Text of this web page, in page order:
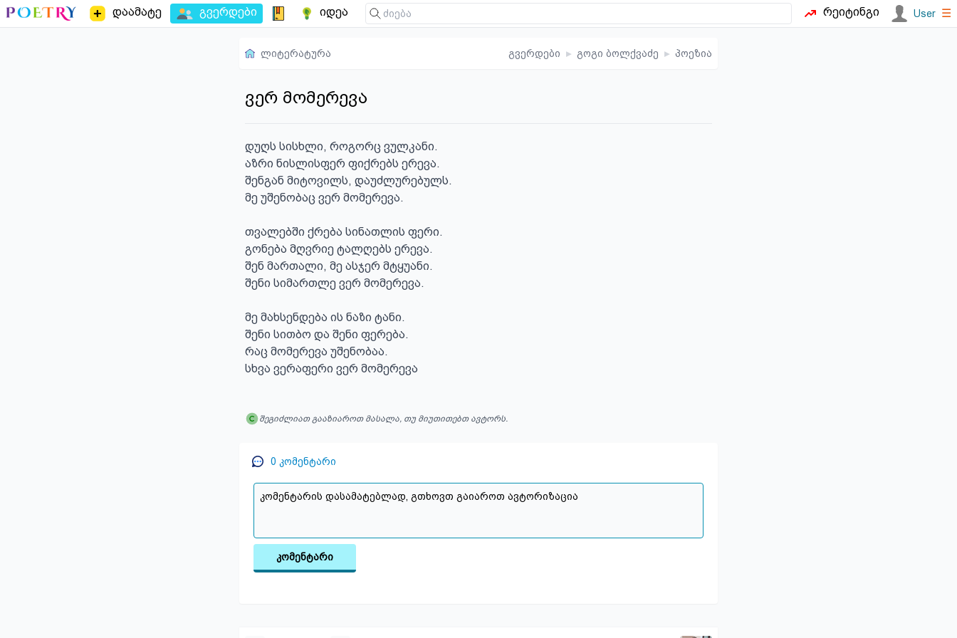
დაამატე გვერდები იდეა რეიტინგი User ☰
ლიტერატურა გვერდები ▸ გოგი ბოლქვაძე ▸ პოეზია
ვერ მომერევა
დუღს სისხლი, როგორც ვულკანი.
აზრი ნისლისფერ ფიქრებს ერევა.
შენგან მიტოვილს, დაუძლურებულს.
მე უშენობაც ვერ მომერევა.
თვალებში ქრება სინათლის ფერი.
გონება მღვრიე ტალღებს ერევა.
შენ მართალი, მე ასჯერ მტყუანი.
შენი სიმართლე ვერ მომერევა.
მე მახსენდება ის ნაზი ტანი.
შენი სითბო და შენი ფერება.
რაც მომერევა უშენობაა.
სხვა ვერაფერი ვერ მომერევა
შეგიძლიათ გააზიაროთ მასალა, თუ მიუთითებთ ავტორს.
0 კომენტარი
კომენტარი